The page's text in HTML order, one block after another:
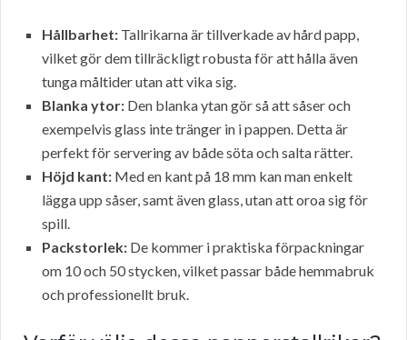
Hållbarhet: Tallrikarna är tillverkade av hård papp,
vilket gör dem tillräckligt robusta för att hålla även
tunga måltider utan att vika sig.
Blanka ytor: Den blanka ytan gör så att såser och
exempelvis glass inte tränger in i pappen. Detta är
perfekt för servering av både söta och salta rätter.
Höjd kant: Med en kant på 18 mm kan man enkelt
lägga upp såser, samt även glass, utan att oroa sig för
spill.
Packstorlek: De kommer i praktiska förpackningar
om 10 och 50 stycken, vilket passar både hemmabruk
och professionellt bruk.